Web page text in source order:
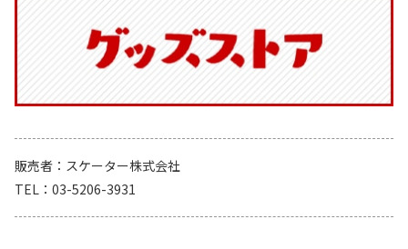
販売者
スケーター株式会社
TEL
03-5206-3931